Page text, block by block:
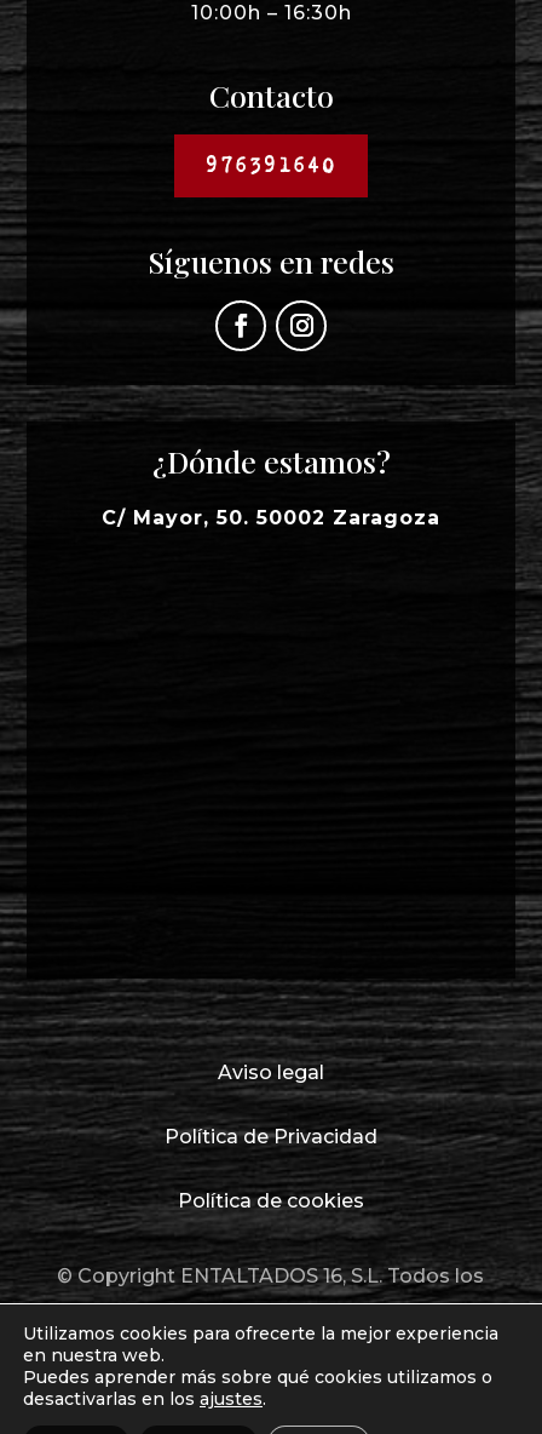
10:00h – 16:30h
Contacto
976391640
Síguenos en redes
¿Dónde estamos?
C/ Mayor, 50. 50002 Zaragoza
Aviso legal
Política de Privacidad
Política de cookies
© Copyright ENTALTADOS 16, S.L. Todos los
Utilizamos cookies para ofrecerte la mejor experiencia
en nuestra web.
Puedes aprender más sobre qué cookies utilizamos o
desactivarlas en los ajustes.